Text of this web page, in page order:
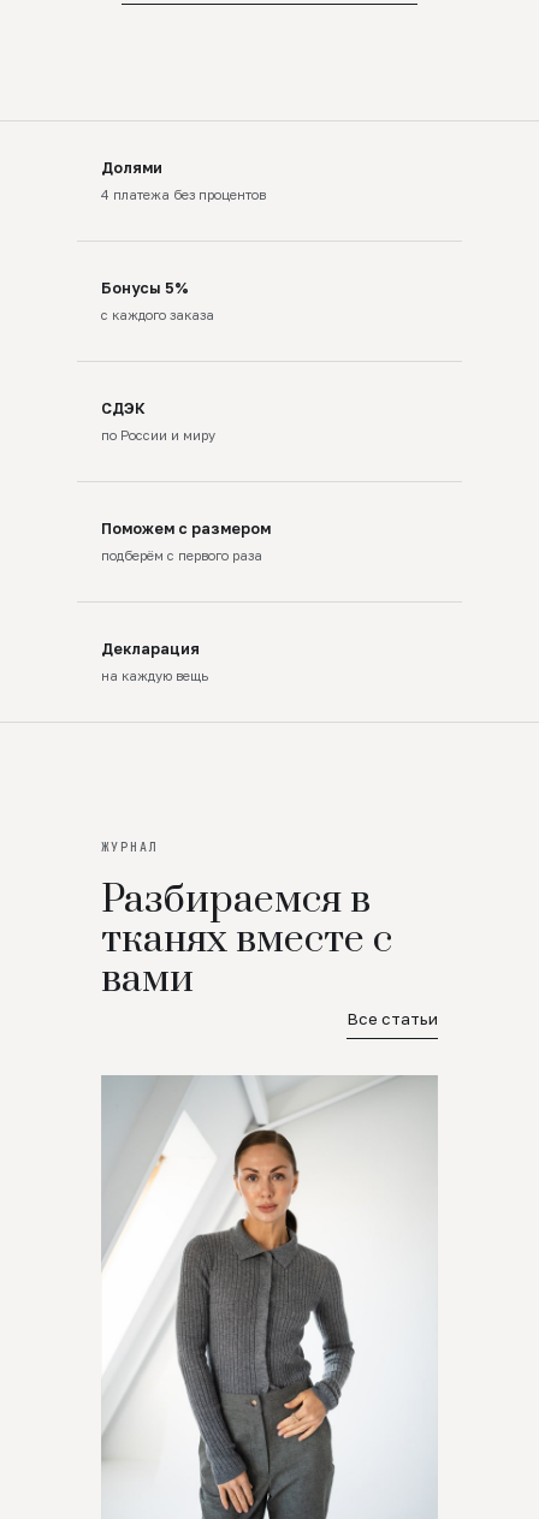
Долями
4 платежа без процентов
Бонусы 5%
с каждого заказа
СДЭК
по России и миру
Поможем с размером
подберём с первого раза
Декларация
на каждую вещь
ЖУРНАЛ
Разбираемся в
тканях вместе с
вами
Все статьи